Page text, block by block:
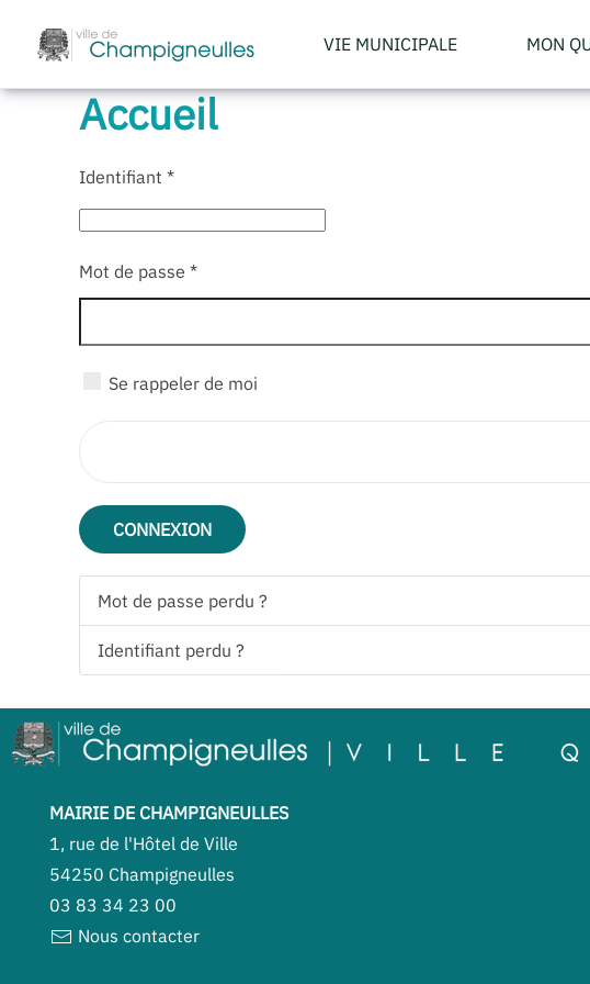
Accéder au contenu principal
VIE MUNICIPALE MON
Accueil
Identifiant *
Mot de passe *
Se rappeler de moi
CONNEXION
Mot de passe perdu ?
Identifiant perdu ?
MAIRIE DE CHAMPIGNEULLES
1, rue de l'Hôtel de Ville
54250 Champigneulles
03 83 34 23 00
Nous contacter